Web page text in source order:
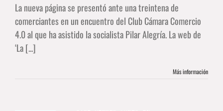
La nueva página se presentó ante una treintena de
comerciantes en un encuentro del Club Cámara Comercio
4.0 al que ha asistido la socialista Pilar Alegría. La web de
‘La [...]
Más información